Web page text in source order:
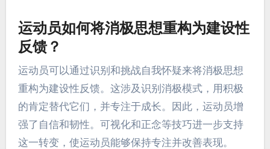
运动员如何将消极思想重构为建设性
反馈？
运动员可以通过识别和挑战自我怀疑来将消极思想
重构为建设性反馈。这涉及识别消极模式，用积极
的肯定替代它们，并专注于成长。因此，运动员增
强了自信和韧性。可视化和正念等技巧进一步支持
这一转变，使运动员能够保持专注并改善表现。